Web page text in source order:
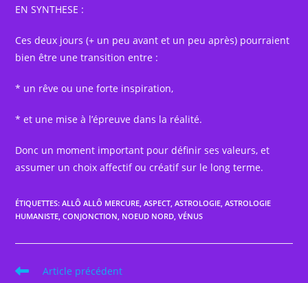
EN SYNTHESE :
Ces deux jours (+ un peu avant et un peu après) pourraient
bien être une transition entre :
* un rêve ou une forte inspiration,
* et une mise à l’épreuve dans la réalité.
Donc un moment important pour définir ses valeurs, et
assumer un choix affectif ou créatif sur le long terme.
ÉTIQUETTES:ALLÔ ALLÔ MERCURE, ASPECT, ASTROLOGIE, ASTROLOGIE
HUMANISTE, CONJONCTION, NOEUD NORD, VÉNUS
Read
Article précédent